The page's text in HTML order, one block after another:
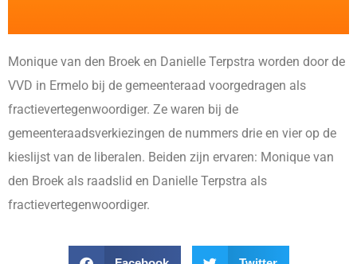
Monique van den Broek en Danielle Terpstra worden door de
VVD in Ermelo bij de gemeenteraad voorgedragen als
fractievertegenwoordiger. Ze waren bij de
gemeenteraadsverkiezingen de nummers drie en vier op de
kieslijst van de liberalen. Beiden zijn ervaren: Monique van
den Broek als raadslid en Danielle Terpstra als
fractievertegenwoordiger.